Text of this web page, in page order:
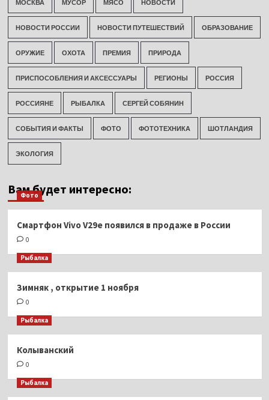
МОСКВА МУСОР МЯСО НОВОСТИ
НОВОСТИ РОССИИ НОВОСТИ ПУТЕШЕСТВИЙ ОБРАЗОВАНИЕ
ОРУЖИЕ ОХОТА ПРЕМИЯ ПРИРОДА
ПРИСПОСОБЛЕНИЯ И АКСЕССУАРЫ РЕГИОНЫ РОССИЯ
РОССИЯНЕ РЫБАЛКА СЕРГЕЙ СОБЯНИН
СОБЫТИЯ И ФАКТЫ ФОТО ФОТОТЕХНИКА ШОТЛАНДИЯ
ЭКОЛОГИЯ
Вам будет интересно:
Фото
Смартфон Vivo V29e появился в продаже в России
0
Рыбалка
Зимняк , открытие 1 ноября
0
Рыбалка
Колыванский
0
Рыбалка